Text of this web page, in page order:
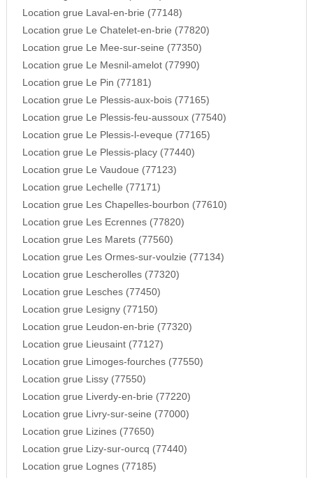
Location grue Laval-en-brie (77148)
Location grue Le Chatelet-en-brie (77820)
Location grue Le Mee-sur-seine (77350)
Location grue Le Mesnil-amelot (77990)
Location grue Le Pin (77181)
Location grue Le Plessis-aux-bois (77165)
Location grue Le Plessis-feu-aussoux (77540)
Location grue Le Plessis-l-eveque (77165)
Location grue Le Plessis-placy (77440)
Location grue Le Vaudoue (77123)
Location grue Lechelle (77171)
Location grue Les Chapelles-bourbon (77610)
Location grue Les Ecrennes (77820)
Location grue Les Marets (77560)
Location grue Les Ormes-sur-voulzie (77134)
Location grue Lescherolles (77320)
Location grue Lesches (77450)
Location grue Lesigny (77150)
Location grue Leudon-en-brie (77320)
Location grue Lieusaint (77127)
Location grue Limoges-fourches (77550)
Location grue Lissy (77550)
Location grue Liverdy-en-brie (77220)
Location grue Livry-sur-seine (77000)
Location grue Lizines (77650)
Location grue Lizy-sur-ourcq (77440)
Location grue Lognes (77185)